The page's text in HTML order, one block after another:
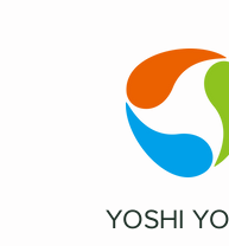
YOSHI